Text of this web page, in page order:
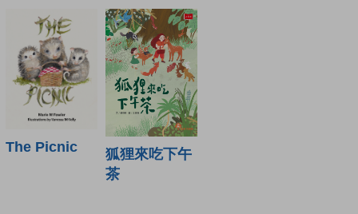
The Picnic
狐狸來吃下午
茶